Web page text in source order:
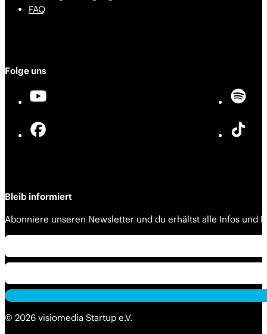
FAQ
Folge uns
Bleib informiert
Abonniere unseren Newsletter und du erhältst alle Infos und
© 2026 visiomedia Startup e.V.